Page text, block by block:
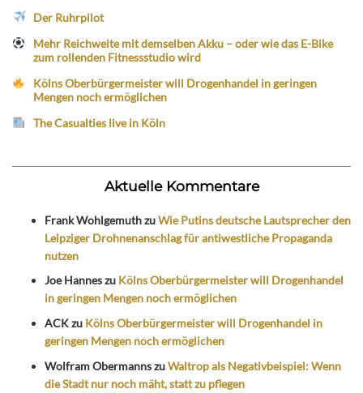
Der Ruhrpilot
Mehr Reichweite mit demselben Akku – oder wie das E-Bike
zum rollenden Fitnessstudio wird
Kölns Oberbürgermeister will Drogenhandel in geringen
Mengen noch ermöglichen
The Casualties live in Köln
Aktuelle Kommentare
Frank WohlgemuthzuWie Putins deutsche Lautsprecher den
Leipziger Drohnenanschlag für antiwestliche Propaganda
nutzen
Joe Hanneszu Kölns Oberbürgermeister will Drogenhandel
in geringen Mengen noch ermöglichen
ACKzu Kölns Oberbürgermeister will Drogenhandel in
geringen Mengen noch ermöglichen
Wolfram ObermannszuWaltrop als Negativbeispiel: Wenn
die Stadt nur noch mäht, statt zu pflegen